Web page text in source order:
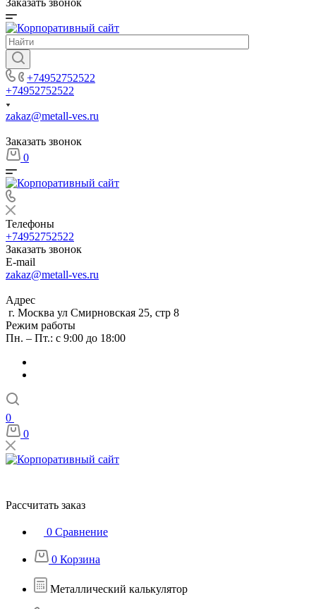
Заказать звонок
+74952752522
+74952752522
zakaz@metall-ves.ru
Заказать звонок
0
Телефоны
+74952752522
Заказать звонок
E-mail
zakaz@metall-ves.ru
Адрес
г. Москва ул Смирновская 25, стр 8
Режим работы
Пн. – Пт.: с 9:00 до 18:00
0
0
Рассчитать заказ
0 Сравнение
0 Корзина
Металлический калькулятор